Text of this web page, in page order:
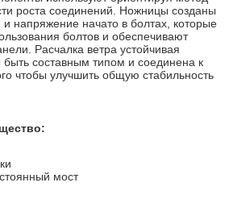
роста соединений. Ножницы созданы
и напряжение начато в болтах, которые
болтов и обеспечивают
Расчалка ветра устойчивая
быть составным типом и соединена к
чтобы улучшить общую стабильность
мост